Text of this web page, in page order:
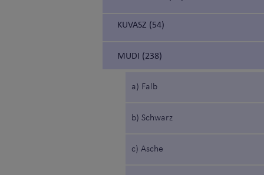
KUVASZ (54)
MUDI (238)
a) Falb
b) Schwarz
c) Asche